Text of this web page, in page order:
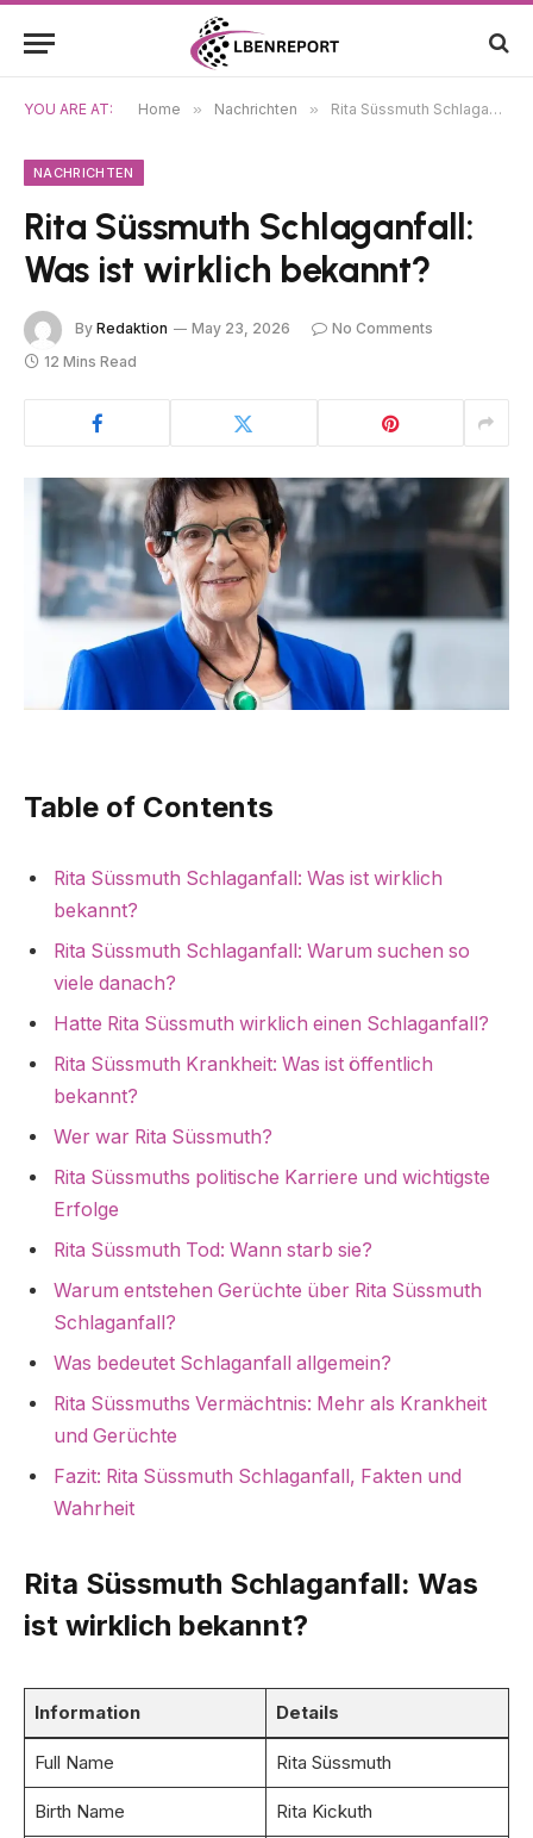
YOU ARE AT: Home » Nachrichten » Rita Süssmuth Schlaganfall: Was ist wirklich bekannt?
NACHRICHTEN
Rita Süssmuth Schlaganfall:
Was ist wirklich bekannt?
By Redaktion May 23, 2026
No Comments
12 Mins Read
Table of Contents
Rita Süssmuth Schlaganfall: Was ist wirklich
bekannt?
Rita Süssmuth Schlaganfall: Warum suchen so
viele danach?
Hatte Rita Süssmuth wirklich einen Schlaganfall?
Rita Süssmuth Krankheit: Was ist öffentlich
bekannt?
Wer war Rita Süssmuth?
Rita Süssmuths politische Karriere und wichtigste
Erfolge
Rita Süssmuth Tod: Wann starb sie?
Warum entstehen Gerüchte über Rita Süssmuth
Schlaganfall?
Was bedeutet Schlaganfall allgemein?
Rita Süssmuths Vermächtnis: Mehr als Krankheit
und Gerüchte
Fazit: Rita Süssmuth Schlaganfall, Fakten und
Wahrheit
Rita Süssmuth Schlaganfall: Was
ist wirklich bekannt?
Information Details
Full Name Rita Süssmuth
Birth Name Rita Kickuth